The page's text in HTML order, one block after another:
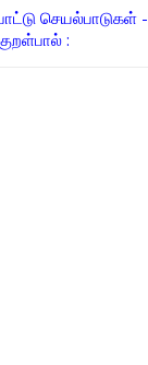
செயல்பாடுகள் -
: